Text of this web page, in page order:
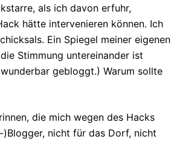
als ich davon erfuhr,
hätte intervenieren können. Ich
Ein Spiegel meiner eigenen
Stimmung untereinander ist
gebloggt.) Warum sollte
die mich wegen des Hacks
nicht für das Dorf, nicht